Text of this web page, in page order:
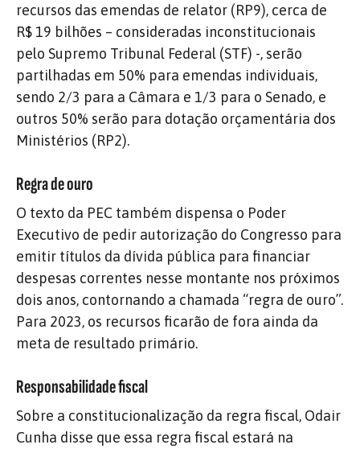
recursos das emendas de relator (RP9), cerca de
R$ 19 bilhões – consideradas inconstitucionais
pelo Supremo Tribunal Federal (STF) -, serão
partilhadas em 50% para emendas individuais,
sendo 2/3 para a Câmara e 1/3 para o Senado, e
outros 50% serão para dotação orçamentária dos
Ministérios (RP2).
Regra de ouro
O texto da PEC também dispensa o Poder
Executivo de pedir autorização do Congresso para
emitir títulos da dívida pública para financiar
despesas correntes nesse montante nos próximos
dois anos, contornando a chamada “regra de ouro”.
Para 2023, os recursos ficarão de fora ainda da
meta de resultado primário.
Responsabilidade fiscal
Sobre a constitucionalização da regra fiscal, Odair
Cunha disse que essa regra fiscal estará na